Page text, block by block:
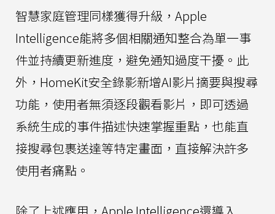
智慧家庭管理同樣獲得升級，Apple
Intelligence能將多個相關通知整合為單一事
件並持續更新進度，避免通知過度干擾。此
外，HomeKit安全錄影新增AI影片摘要與搜尋
功能，使用者無須逐段觀看影片，即可透過
系統生成的事件描述快速掌握重點，也能直
接搜尋包裹送達等特定畫面，直接解決許多
使用者痛點。